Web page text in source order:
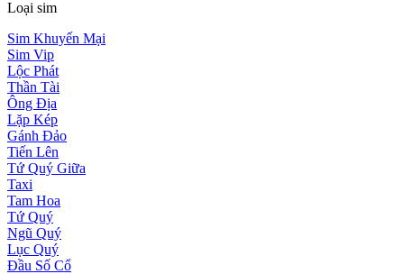
Loại sim
Sim Khuyến Mại
Sim Vip
Lộc Phát
Thần Tài
Ông Địa
Lặp Kép
Gánh Đảo
Tiến Lên
Tứ Quý Giữa
Taxi
Tam Hoa
Tứ Quý
Ngũ Quý
Lục Quý
Đầu Số Cổ